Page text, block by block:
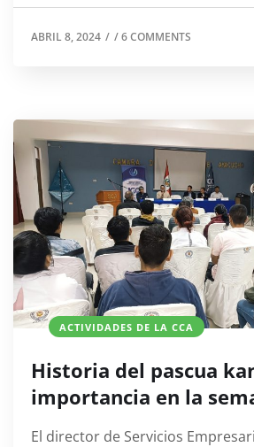
ABRIL 8, 2024 / /6 COMMENTS
ACTIVIDADES DE LA CCA
Historia del pascua
importancia en la
El director de Servicios